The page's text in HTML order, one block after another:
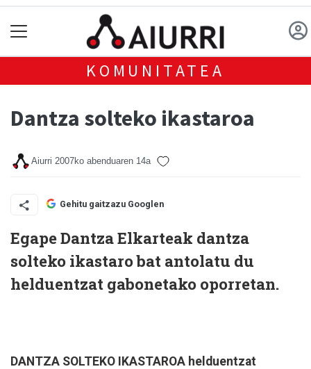
KOMUNITATEA
Dantza solteko ikastaroa
Aiurri 2007ko abenduaren 14a
Gehitu gaitzazu Googlen
Egape Dantza Elkarteak dantza
solteko ikastaro bat antolatu du
helduentzat gabonetako oporretan.
DANTZA SOLTEKO IKASTAROA helduentzat